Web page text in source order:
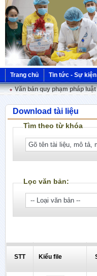
Trang chủ Tin tức - Sự kiện
Văn bản quy phạm pháp luật
Download tài liệu
Tìm theo từ khóa
Lọc văn bản:
STT Kiểu file